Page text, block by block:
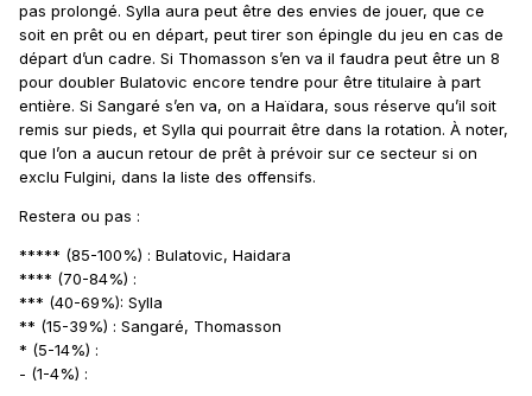
pas prolongé. Sylla aura peut être des envies de jouer, que ce
soit en prêt ou en départ, peut tirer son épingle du jeu en cas de
départ d’un cadre. Si Thomasson s’en va il faudra peut être un 8
pour doubler Bulatovic encore tendre pour être titulaire à part
entière. Si Sangaré s’en va, on a Haïdara, sous réserve qu’il soit
remis sur pieds, et Sylla qui pourrait être dans la rotation. À noter,
que l’on a aucun retour de prêt à prévoir sur ce secteur si on
exclu Fulgini, dans la liste des offensifs.
Restera ou pas :
***** (85-100%) : Bulatovic, Haidara
**** (70-84%) :
*** (40-69%): Sylla
** (15-39%) : Sangaré, Thomasson
* (5-14%) :
- (1-4%) :